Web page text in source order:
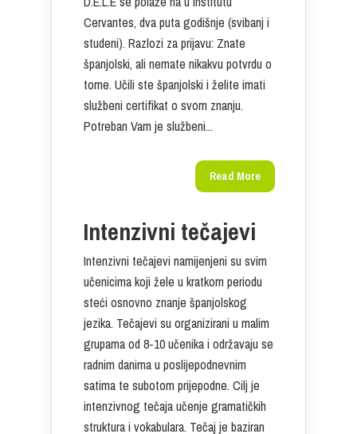
Cervantes, dva puta godišnje (svibanj i
studeni). Razlozi za prijavu: Znate
španjolski, ali nemate nikakvu potvrdu o
tome. Učili ste španjolski i želite imati
službeni certifikat o svom znanju.
Potreban Vam je službeni...
Read More
Intenzivni tečajevi
Intenzivni tečajevi namijenjeni su svim
učenicima koji žele u kratkom periodu
steći osnovno znanje španjolskog
jezika. Tečajevi su organizirani u malim
grupama od 8-10 učenika i održavaju se
radnim danima u poslijepodnevnim
satima te subotom prijepodne. Cilj je
intenzivnog tečaja učenje gramatičkih
struktura i vokabulara. Tečaj je baziran